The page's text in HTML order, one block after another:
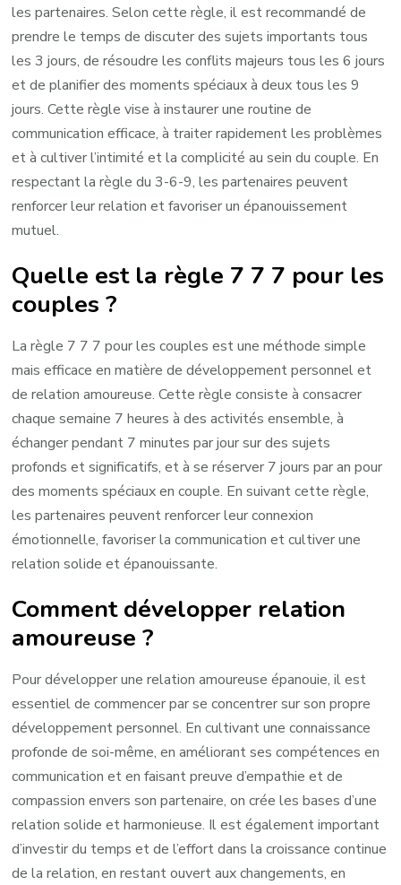
les partenaires. Selon cette règle, il est recommandé de
prendre le temps de discuter des sujets importants tous
les 3 jours, de résoudre les conflits majeurs tous les 6 jours
et de planifier des moments spéciaux à deux tous les 9
jours. Cette règle vise à instaurer une routine de
communication efficace, à traiter rapidement les problèmes
et à cultiver l’intimité et la complicité au sein du couple. En
respectant la règle du 3-6-9, les partenaires peuvent
renforcer leur relation et favoriser un épanouissement
mutuel.
Quelle est la règle 7 7 7 pour les
couples ?
La règle 7 7 7 pour les couples est une méthode simple
mais efficace en matière de développement personnel et
de relation amoureuse. Cette règle consiste à consacrer
chaque semaine 7 heures à des activités ensemble, à
échanger pendant 7 minutes par jour sur des sujets
profonds et significatifs, et à se réserver 7 jours par an pour
des moments spéciaux en couple. En suivant cette règle,
les partenaires peuvent renforcer leur connexion
émotionnelle, favoriser la communication et cultiver une
relation solide et épanouissante.
Comment développer relation
amoureuse ?
Pour développer une relation amoureuse épanouie, il est
essentiel de commencer par se concentrer sur son propre
développement personnel. En cultivant une connaissance
profonde de soi-même, en améliorant ses compétences en
communication et en faisant preuve d’empathie et de
compassion envers son partenaire, on crée les bases d’une
relation solide et harmonieuse. Il est également important
d’investir du temps et de l’effort dans la croissance continue
de la relation, en restant ouvert aux changements, en